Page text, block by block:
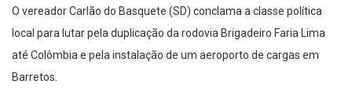
O vereador Carlão do Basquete (SD) conclama a classe política
local para lutar pela duplicação da rodovia Brigadeiro Faria Lima
até Colômbia e pela instalação de um aeroporto de cargas em
Barretos.